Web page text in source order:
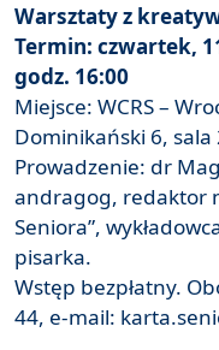
Warsztaty z
Termin: czwartek,
godz. 16:00
Miejsce: WCRS –
Dominikański 6, sala
Prowadzenie: dr
andragog, redaktor
Seniora”,
pisarka.
Wstęp bezpłatny.
44, e-mail: